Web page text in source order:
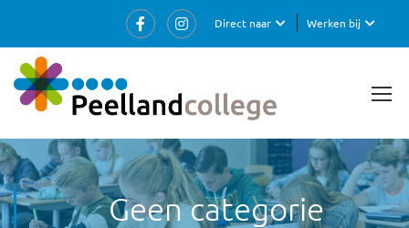
Werken bij
Direct naar
Geen categorie